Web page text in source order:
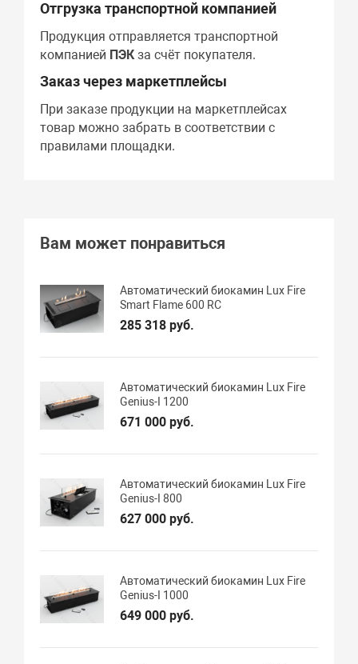
Отгрузка транспортной компанией
Продукция отправляется транспортной
компанией ПЭКза счёт покупателя.
Заказ через маркетплейсы
При заказе продукции на маркетплейсах
товар можно забрать в соответствии с
правилами площадки.
Вам может понравиться
Автоматический биокамин Lux Fire
Smart Flame 600 RC
285 318 руб.
Автоматический биокамин Lux Fire
Genius-I 1200
671 000 руб.
Автоматический биокамин Lux Fire
Genius-I 800
627 000 руб.
Автоматический биокамин Lux Fire
Genius-I 1000
649 000 руб.